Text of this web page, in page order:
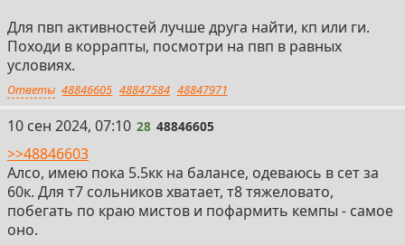
Для пвп активностей лучше друга найти, кп или ги.
Походи в коррапты, посмотри на пвп в равных
условиях.
Ответы 48846605 48847584 48847971
28
10 сен 2024, 07:10 28 48846605
>>48846603
Алсо, имею пока 5.5кк на балансе, одеваюсь в сет за
60к. Для т7 сольников хватает, т8 тяжеловато,
побегать по краю мистов и пофармить кемпы - самое
оно.